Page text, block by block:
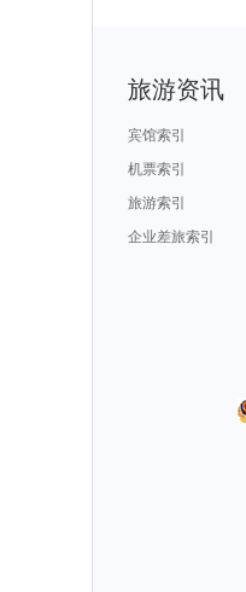
旅游资讯
宾馆索引
机票索引
旅游索引
企业差旅索引